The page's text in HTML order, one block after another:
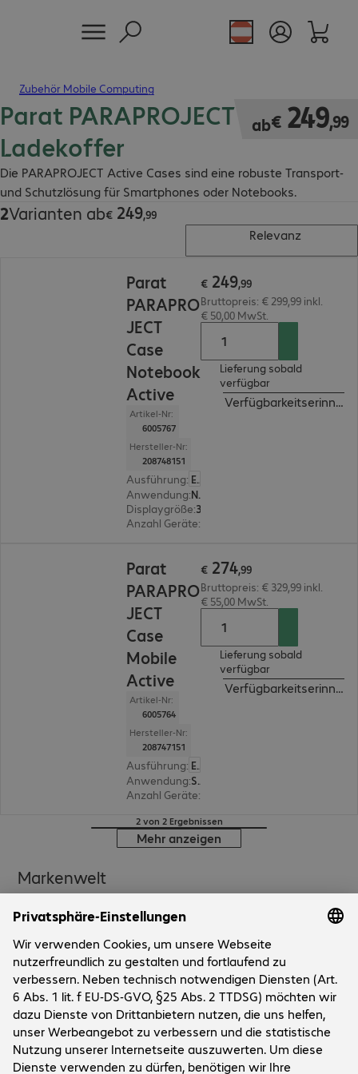
Zubehör Mobile Computing
Parat PARAPROJECT Active
Ladekoffer
Die PARAPROJECT Active Cases sind eine robuste Transport-
und Schutzlösung für Smartphones oder Notebooks.
ab€ 249,99
€ 249,99
2Varianten ab€ 249,99
€ 249,99
Relevanz
Parat
PARAPRO
JECT
Case
Notebook
Active
Artikel-Nr:
6005767
Hersteller-Nr:
208748151
Ausführung:
Europäisch
Anwendung:
Notebook
Displaygröße:
Anzahl Geräte:
€ 249,99
Bruttopreis: € 299,99 inkl.
€ 50,00 MwSt.
Lieferung sobald
verfügbar
Parat
PARAPRO
JECT
Case
Mobile
Active
Artikel-Nr:
6005764
Hersteller-Nr:
208747151
Ausführung:
Europäisch
Anwendung: Smartphone
Anzahl Geräte:
€ 274,99
Bruttopreis: € 329,99 inkl.
€ 55,00 MwSt.
Lieferung sobald
verfügbar
2 von 2 Ergebnissen
Mehr anzeigen
Markenwelt
Unternehmen